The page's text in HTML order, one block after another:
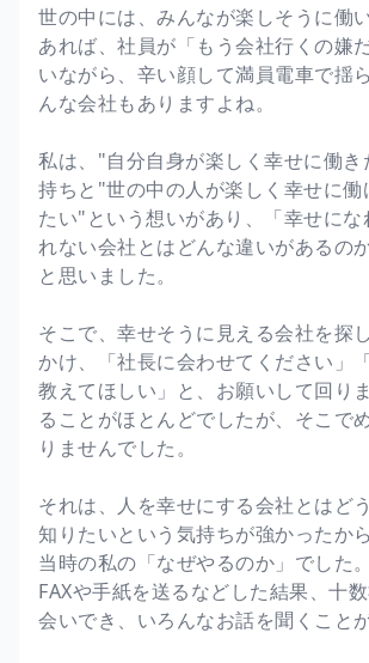
世の中には、みんなが楽しそうに働
あれば、社員が「もう会社行くの嫌
いながら、辛い顔して満員電車で揺
んな会社もありますよね。
私は、"自分自身が楽しく幸せに働
持ちと"世の中の人が楽しく幸せに働
たい"という想いがあり、「幸せにな
れない会社とはどんな違いがあるの
と思いました。
そこで、幸せそうに見える会社を探
かけ、「社長に会わせてください」
教えてほしい」と、お願いして回り
ることがほとんどでしたが、そこで
りませんでした。
それは、人を幸せにする会社とはど
知りたいという気持ちが強かったか
当時の私の「なぜやるのか」でした
FAXや手紙を送るなどした結果、十
会いでき、いろんなお話を聞くこと